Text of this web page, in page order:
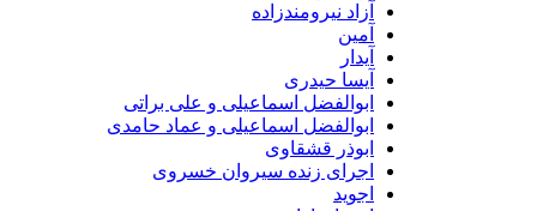
آزاد نیرومندزاده
آیسا حیدری
ابوالفضل اسماعیلی و علی براتی
ابوالفضل اسماعیلی و عماد حامدی
ابوذر قشقاوی
اجرای زنده سیروان خسروی